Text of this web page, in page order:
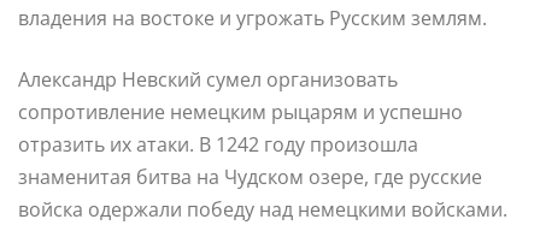
владения на востоке и угрожать Русским землям.
Александр Невский сумел организовать
сопротивление немецким рыцарям и успешно
отразить их атаки. В 1242 году произошла
знаменитая битва на Чудском озере, где русские
войска одержали победу над немецкими войсками.